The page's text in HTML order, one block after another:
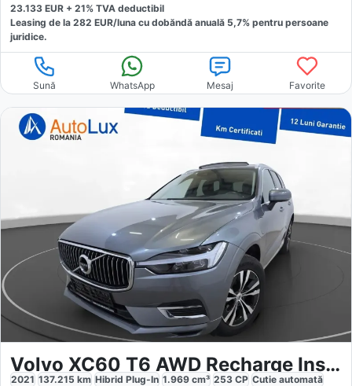
23.133 EUR + 21% TVA deductibil
Leasing de la 282 EUR/luna cu dobăndă anuală 5,7% pentru persoane
juridice.
Sună WhatsApp Mesaj Favorite
Volvo XC60 T6 AWD Recharge Inscription
2021 137.215 km Hibrid Plug-In 1.969 cm³ 253 CP Cutie automată